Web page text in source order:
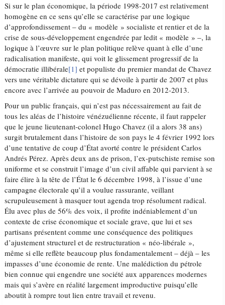
Si sur le plan économique, la période 1998-2017 est relativement
homogène en ce sens qu’elle se caractérise par une logique
d’approfondissement – du « modèle » socialiste et rentier et de la
crise de sous-développement engendrée par ledit « modèle » –, la
logique à l’œuvre sur le plan politique relève quant à elle d’une
radicalisation manifeste, qui voit le glissement progressif de la
démocratie illibérale[1] et populiste du premier mandat de Chavez
vers une véritable dictature qui se dévoile à partir de 2007 et plus
encore avec l’arrivée au pouvoir de Maduro en 2012-2013.
Pour un public français, qui n’est pas nécessairement au fait de
tous les aléas de l’histoire vénézuélienne récente, il faut rappeler
que le jeune lieutenant-colonel Hugo Chavez (il a alors 38 ans)
surgit brutalement dans l’histoire de son pays le 4 février 1992 lors
d’une tentative de coup d’État avorté contre le président Carlos
Andrés Pérez. Après deux ans de prison, l’ex-putschiste remise son
uniforme et se construit l’image d’un civil affable qui parvient à se
faire élire à la tête de l’État le 6 décembre 1998, à l’issue d’une
campagne électorale qu’il a voulue rassurante, veillant
scrupuleusement à masquer tout agenda trop résolument radical.
Élu avec plus de 56% des voix, il profite indéniablement d’un
contexte de crise économique et sociale grave, que lui et ses
partisans présentent comme une conséquence des politiques
d’ajustement structurel et de restructuration « néo-libérale »,
même si elle reflète beaucoup plus fondamentalement – déjà – les
impasses d’une économie de rente. Une malédiction du pétrole
bien connue qui engendre une société aux apparences modernes
mais qui s’avère en réalité largement improductive puisqu’elle
aboutit à rompre tout lien entre travail et revenu.